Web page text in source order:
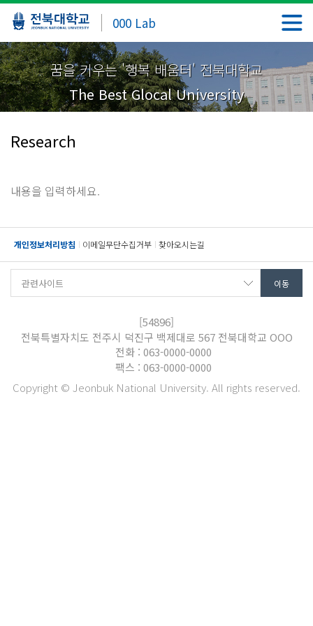
000 Lab
꿈을 키우는 '행복 배움터' 전북대학교
The Best Glocal University
Research
내용을 입력하세요.
개인정보처리방침 이메일무단수집거부 찾아오시는길
[54896]
전북특별자치도 전주시 덕진구 백제대로 567 전북대학교 OOO
전화 : 063-0000-0000
팩스 : 063-0000-0000
Copyright © Jeonbuk National University. All rights reserved.